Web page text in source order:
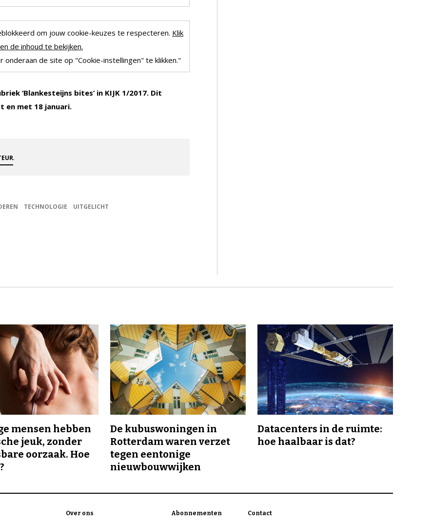
om jouw cookie-keuzes te respecteren. Klik
de inhoud te bekijken.
de site op "Cookie-instellingen" te klikken."
‘Blankesteijns bites’ in KIJK 1/2017. Dit
en met 18 januari.
.
TECHNOLOGIE UITGELICHT
mensen hebben
jeuk, zonder
oorzaak. Hoe
De kubuswoningen in
Rotterdam waren verzet
tegen eentonige
nieuwbouwwijken
Datacenters in de ruimte:
hoe haalbaar is dat?
Over ons Abonnementen Contact